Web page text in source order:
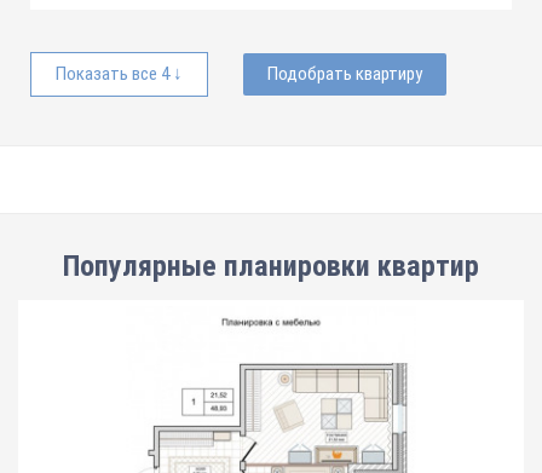
Показать все 4 ↓ Подобрать квартиру
Популярные планировки квартир